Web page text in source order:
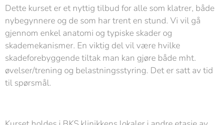
Dette kurset er et nyttig tilbud for alle som klatrer, både
nybegynnere og de som har trent en stund. Vi vil gå
gjennom enkel anatomi og typiske skader og
skademekanismer. En viktig del vil være hvilke
skadeforebyggende tiltak man kan gjøre både mht.
øvelser/trening og belastningsstyring. Det er satt av tid
til spørsmål.